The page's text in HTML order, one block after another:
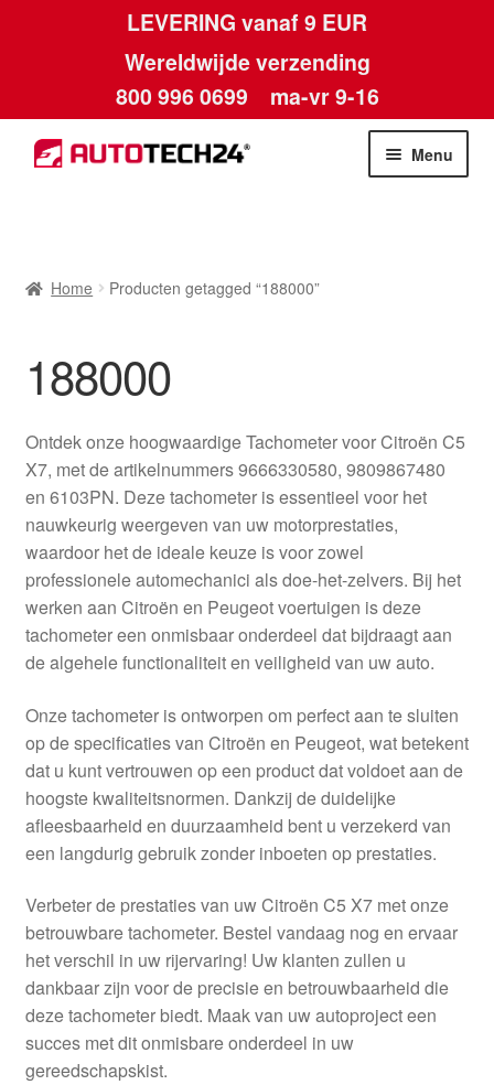
LEVERING vanaf 9 EUR
Wereldwijde verzending
800 996 0699 ma-vr 9-16
Ga
door
Ga
naar
Menu
Betalingen
Contact
Kassa
Klachten
Klachtenprocedure
Mijn account
Over ons
Privacybeleid
Wereldwijde verzending
Winkelwagen
Home Producten getagged “188000”
188000
Ontdek onze hoogwaardige Tachometer voor Citroën C5
X7, met de artikelnummers 9666330580, 9809867480
en 6103PN. Deze tachometer is essentieel voor het
nauwkeurig weergeven van uw motorprestaties,
waardoor het de ideale keuze is voor zowel
professionele automechanici als doe-het-zelvers. Bij het
werken aan Citroën en Peugeot voertuigen is deze
tachometer een onmisbaar onderdeel dat bijdraagt aan
de algehele functionaliteit en veiligheid van uw auto.
Onze tachometer is ontworpen om perfect aan te sluiten
op de specificaties van Citroën en Peugeot, wat betekent
dat u kunt vertrouwen op een product dat voldoet aan de
hoogste kwaliteitsnormen. Dankzij de duidelijke
afleesbaarheid en duurzaamheid bent u verzekerd van
een langdurig gebruik zonder inboeten op prestaties.
Verbeter de prestaties van uw Citroën C5 X7 met onze
betrouwbare tachometer. Bestel vandaag nog en ervaar
het verschil in uw rijervaring! Uw klanten zullen u
dankbaar zijn voor de precisie en betrouwbaarheid die
deze tachometer biedt. Maak van uw autoproject een
succes met dit onmisbare onderdeel in uw
gereedschapskist.